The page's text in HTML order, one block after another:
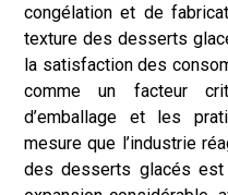
congélation et de
texture des desserts
la satisfaction des
comme un facteur
d’emballage et les
mesure que l’industrie
des desserts glacés